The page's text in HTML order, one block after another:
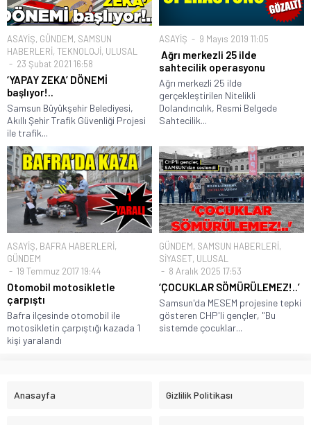
ASAYİŞ, GÜNDEM, SAMSUN
HABERLERİ, TEKNOLOJİ, ULUSAL
23 Şubat 2021 16:58
‘YAPAY ZEKA’ DÖNEMİ
başlıyor!..
Samsun Büyükşehir Belediyesi,
Akıllı Şehir Trafik Güvenliği Projesi
ile trafik...
ASAYİŞ 9 Mayıs 2019 11:05
Ağrı merkezli 25 ilde
sahtecilik operasyonu
Ağrı merkezli 25 ilde
gerçekleştirilen Nitelikli
Dolandırıcılık, Resmi Belgede
Sahtecilik...
ASAYİŞ, BAFRA HABERLERİ,
GÜNDEM
19 Temmuz 2017 19:44
Otomobil motosikletle
çarpıştı
Bafra ilçesinde otomobil ile
motosikletin çarpıştığı kazada 1
kişi yaralandı
GÜNDEM, SAMSUN HABERLERİ,
SİYASET, ULUSAL
8 Aralık 2025 17:53
‘ÇOCUKLAR SÖMÜRÜLEMEZ!..’
Samsun'da MESEM projesine tepki
gösteren CHP'li gençler, "Bu
sistemde çocuklar...
Anasayfa Gizlilik Politikası